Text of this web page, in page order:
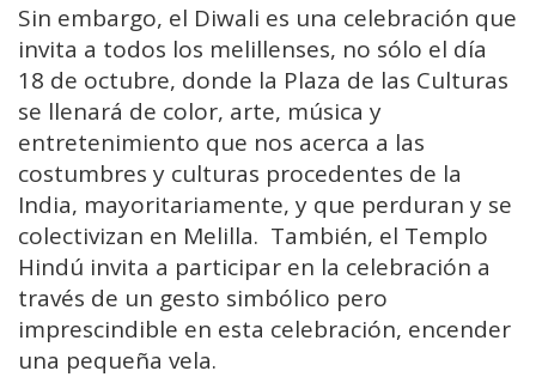
Sin embargo, el Diwali es una celebración que
invita a todos los melillenses, no sólo el día
18 de octubre, donde la Plaza de las Culturas
se llenará de color, arte, música y
entretenimiento que nos acerca a las
costumbres y culturas procedentes de la
India, mayoritariamente, y que perduran y se
colectivizan en Melilla. También, el Templo
Hindú invita a participar en la celebración a
través de un gesto simbólico pero
imprescindible en esta celebración, encender
una pequeña vela.